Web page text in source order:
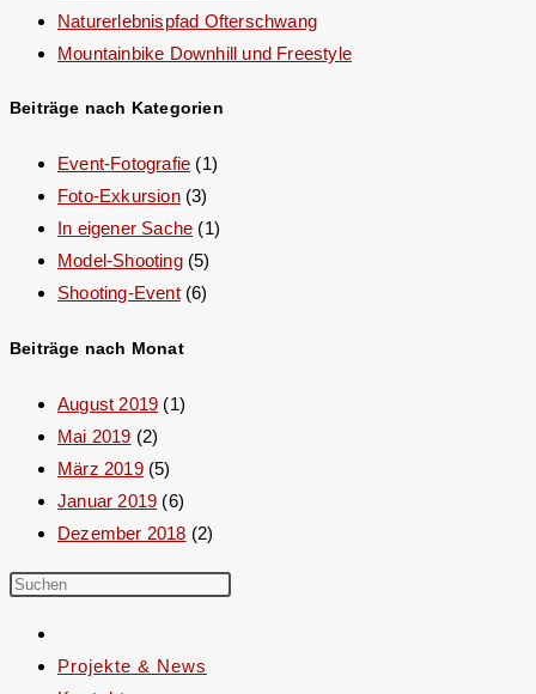
Naturerlebnispfad Ofterschwang
Mountainbike Downhill und Freestyle
Beiträge nach Kategorien
Event-Fotografie (1)
Foto-Exkursion (3)
In eigener Sache (1)
Model-Shooting (5)
Shooting-Event (6)
Beiträge nach Monat
August 2019 (1)
Mai 2019 (2)
März 2019(5)
Januar 2019 (6)
Dezember 2018 (2)
Projekte & News